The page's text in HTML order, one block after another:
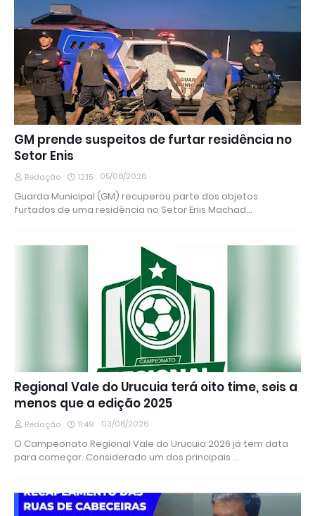
GM prende suspeitos de furtar residência no
Setor Enis
Redação 12:15 05/08/2026
Guarda Municipal (GM) recuperou parte dos objetos
furtados de uma residência no Setor Enis Machad…
Regional Vale do Urucuia terá oito time, seis a
menos que a edição 2025
Redação 11:49 03/08/2026
O Campeonato Regional Vale do Urucuia 2026 já tem data
para começar. Considerado um dos principais …